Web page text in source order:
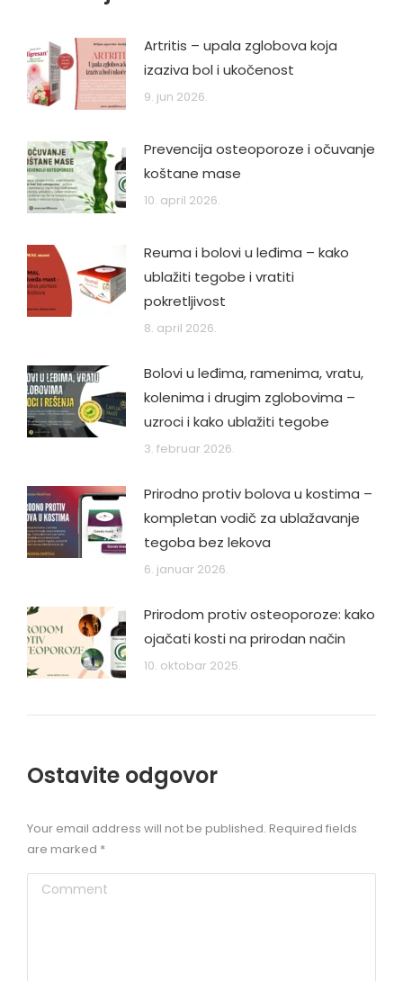
Artritis – upala zglobova koja
izaziva bol i ukočenost
9. jun 2026.
Prevencija osteoporoze i očuvanje
koštane mase
10. april 2026.
Reuma i bolovi u leđima – kako
ublažiti tegobe i vratiti
pokretljivost
8. april 2026.
Bolovi u leđima, ramenima, vratu,
kolenima i drugim zglobovima –
uzroci i kako ublažiti tegobe
3. februar 2026.
Prirodno protiv bolova u kostima –
kompletan vodič za ublažavanje
tegoba bez lekova
6. januar 2026.
Prirodom protiv osteoporoze: kako
ojačati kosti na prirodan način
10. oktobar 2025.
Ostavite odgovor
Your email address will not be published. Required fields
are marked *
Comment